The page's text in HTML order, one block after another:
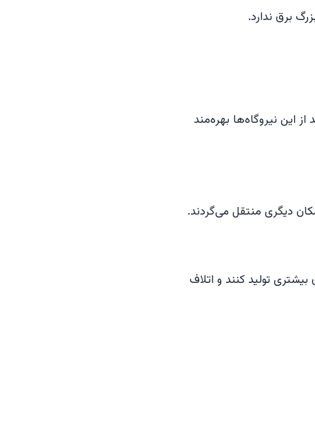
برق ندارد.
این نیروگاه‌ها بهره‌مند
دیگری منتقل می‌گردند.
تولید کنند و اتلاف